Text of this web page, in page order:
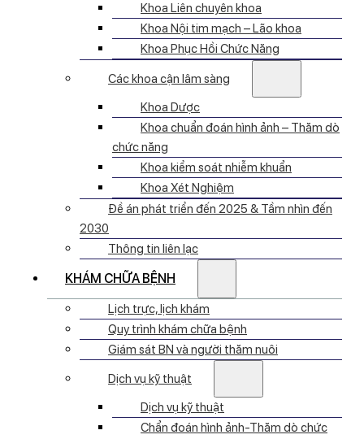
Khoa Liên chuyên khoa
Khoa Nội tim mạch – Lão khoa
Khoa Phục Hồi Chức Năng
Các khoa cận lâm sàng
Khoa Dược
Khoa chuẩn đoán hình ảnh – Thăm dò
chức năng
Khoa kiểm soát nhiễm khuẩn
Khoa Xét Nghiệm
Đề án phát triển đến 2025 & Tầm nhìn đến
2030
Thông tin liên lạc
KHÁM CHỮA BỆNH
Lịch trực, lịch khám
Quy trình khám chữa bệnh
Giám sát BN và người thăm nuôi
Dịch vụ kỹ thuật
Dịch vụ kỹ thuật
Chẩn đoán hình ảnh-Thăm dò chức